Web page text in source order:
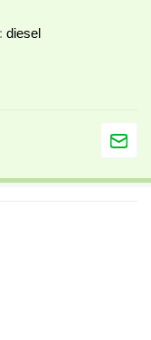
diesel